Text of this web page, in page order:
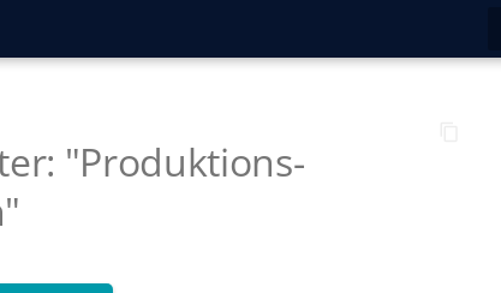
"Produktions-